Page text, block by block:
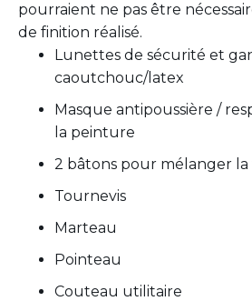
pourraient ne pas être
de finition réalisé.
Lunettes de sécurité et
caoutchouc/latex
Masque antipoussière /
la peinture
2 bâtons pour mélanger
Tournevis
Marteau
Pointeau
Couteau utilitaire